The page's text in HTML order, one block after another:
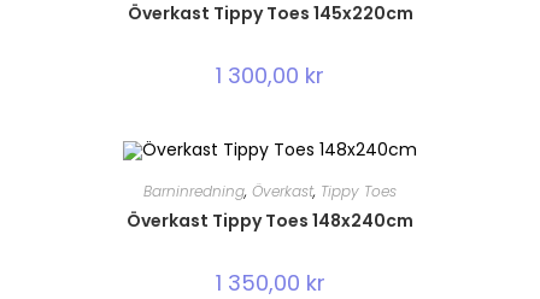
Överkast Tippy Toes 145x220cm
1 300,00 kr
Barninredning, Överkast, Tippy Toes
Överkast Tippy Toes 148x240cm
1 350,00 kr